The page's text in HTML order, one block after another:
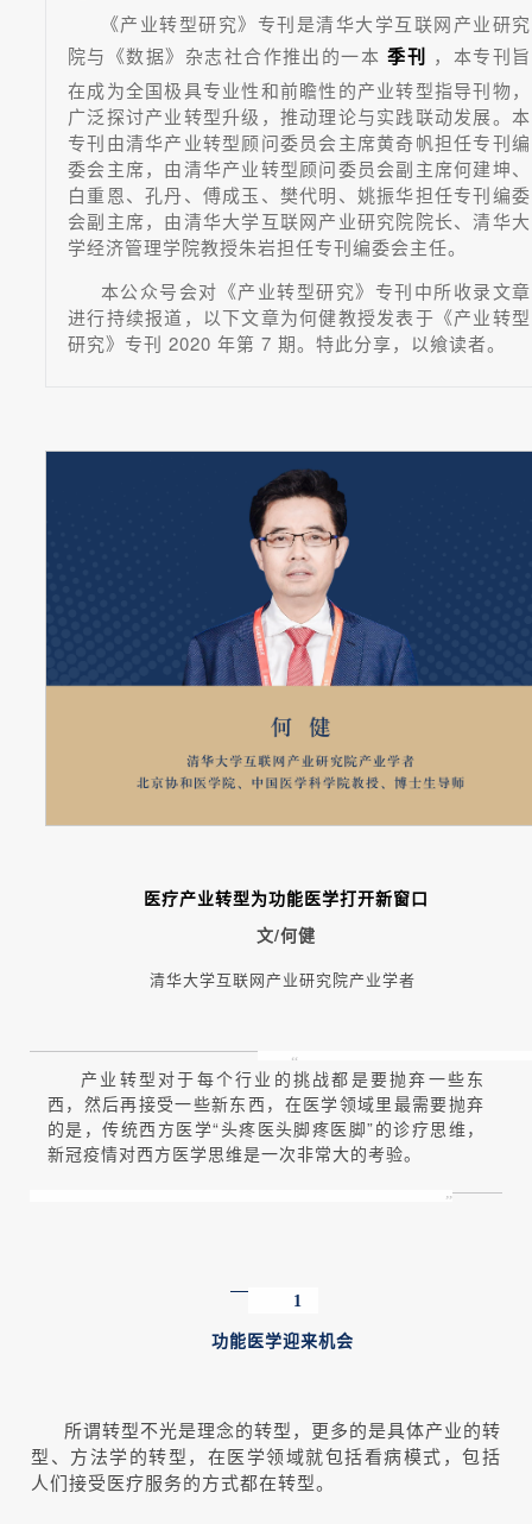
《产业转型研究》专刊是清华大学互联网产业研究
院与《数据》杂志社合作推出的一本 季刊
，本专刊旨
在成为全国极具专业性和前瞻性的产业转型指导刊物，
广泛探讨产业转型升级，推动理论与实践联动发展。本
专刊由清华产业转型顾问委员会主席黄奇帆担任专刊编
委会主席，由清华产业转型顾问委员会副主席何建坤、
白重恩、孔丹、傅成玉、樊代明、姚振华担任专刊编委
会副主席，由清华大学互联网产业研究院院长、清华大
学经济管理学院教授朱岩担任专刊编委会主任。
本公众号会对《产业转型研究》专刊中所收录文章
进行持续报道，以下文章为何健教授发表于《产业转型
研究》专刊 2020 年第 7 期。特此分享，以飨读者。
医疗产业转型为功能医学打开新窗口
文/何健
清华大学互联网产业研究院产业学者
“
产业转型对于每个行业的挑战都是要抛弃一些东
西，然后再接受一些新东西，在医学领域里最需要抛弃
的是，传统西方医学“头疼医头脚疼医脚”的诊疗思维，
新冠疫情对西方医学思维是一次非常大的考验。
”
1
功能医学迎来机会
所谓转型不光是理念的转型，更多的是具体产业的转
型、方法学的转型，在医学领域就包括看病模式，包括
人们接受医疗服务的方式都在转型。